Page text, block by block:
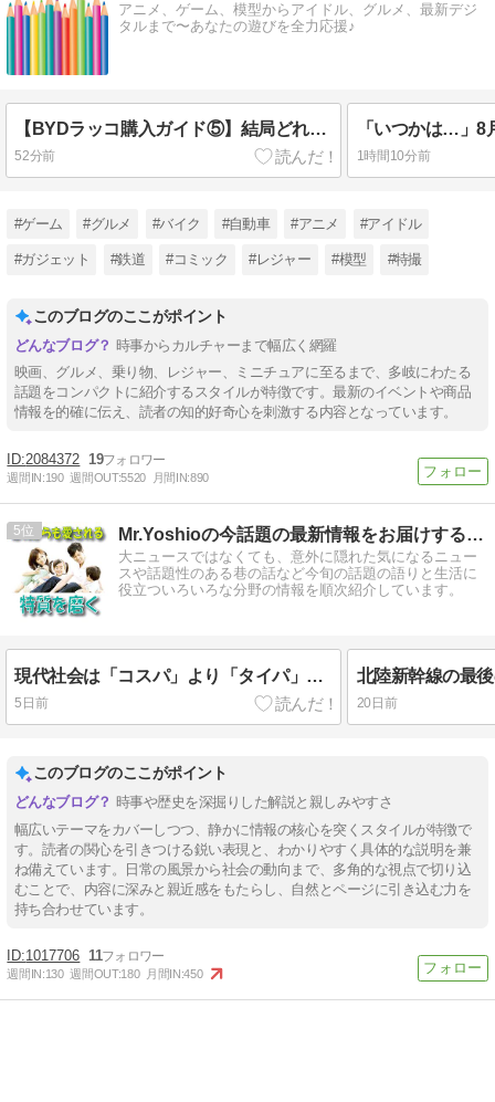
アニメ、ゲーム、模型からアイドル、グルメ、最新デジ
タルまで〜あなたの遊びを全力応援♪
【BYDラッコ購入ガイド⑤】結局どれ? 用途別の超・主観的ベストチョイス
52分前 1時間10分前
#ゲーム #グルメ #バイク #自動車 #アニメ #アイドル
#ガジェット #鉄道 #コミック #レジャー #模型 #特撮
このブログのここがポイント
時事からカルチャーまで幅広く網羅
映画、グルメ、乗り物、レジャー、ミニチュアに至るまで、多岐にわたる
話題をコンパクトに紹介するスタイルが特徴です。最新のイベントや商品
情報を的確に伝え、読者の知的好奇心を刺激する内容となっています。
2084372 19
週間IN:190 週間OUT:5520 月間IN:890
5 Mr.Yoshioの今話題の最新情報をお届けするブログ
大ニュースではなくても、意外に隠れた気になるニュー
スや話題性のある巷の話など今旬の話題の語りと生活に
役立ついろいろな分野の情報を順次紹介しています。
現代社会は「コスパ」より「タイパ」の時代なのか？
5日前 20日前
このブログのここがポイント
時事や歴史を深掘りした解説と親しみやすさ
幅広いテーマをカバーしつつ、静かに情報の核心を突くスタイルが特徴で
す。読者の関心を引きつける鋭い表現と、わかりやすく具体的な説明を兼
ね備えています。日常の風景から社会の動向まで、多角的な視点で切り込
むことで、内容に深みと親近感をもたらし、自然とページに引き込む力を
持ち合わせています。
1017706 11
週間IN:130 週間OUT:180 月間IN:450